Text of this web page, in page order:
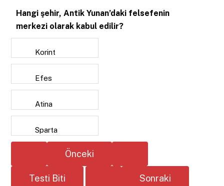
Hangi şehir, Antik Yunan’daki felsefenin
merkezi olarak kabul edilir?
Korint
Efes
Atina
Sparta